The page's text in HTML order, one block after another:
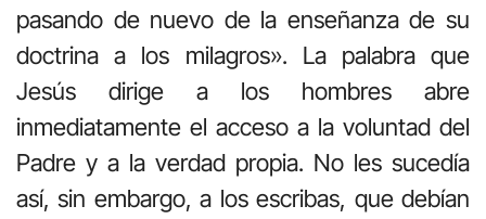
pasando de nuevo de la enseñanza de su
doctrina a los milagros». La palabra que
Jesús dirige a los hombres abre
inmediatamente el acceso a la voluntad del
Padre y a la verdad propia. No les sucedía
así, sin embargo, a los escribas, que debían